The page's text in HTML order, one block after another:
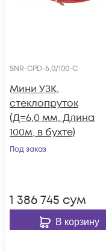
SNR-CPD-6,0/100-C
Мини УЗК,
стеклопруток
(Д=6,0 мм, Длина
100м, в бухте)
Под заказ
1 386 745 сум
В корзину